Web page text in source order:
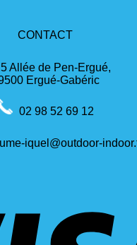
CONTACT
5 Allée de Pen-Ergué,
Ergué-Gabéric
02 98 52 69 12
iquel@outdoor-